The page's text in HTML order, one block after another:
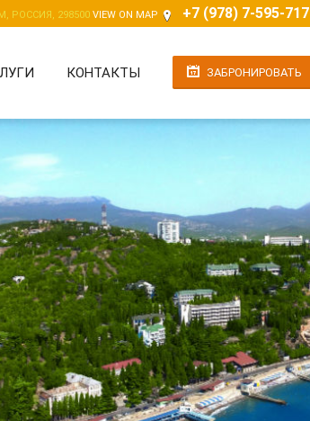
РОССИЯ, 298500 VIEW ON MAP +7 (978) 7-595-717
ЗАБРОНИРОВАТЬ
КОНТАКТЫ